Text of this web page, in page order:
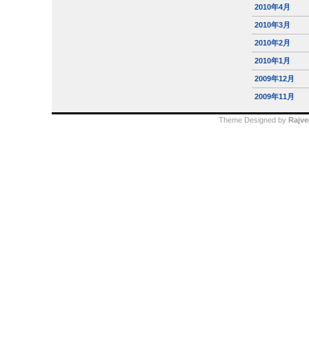
2010年4月
2010年3月
2010年2月
2010年1月
2009年12月
2009年11月
Theme Designed by